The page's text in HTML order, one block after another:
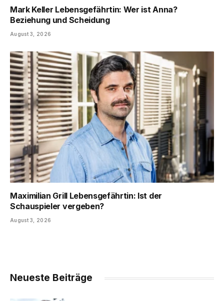
Mark Keller Lebensgefährtin: Wer ist Anna?
Beziehung und Scheidung
August 3, 2026
Maximilian Grill Lebensgefährtin: Ist der
Schauspieler vergeben?
August 3, 2026
Neueste Beiträge